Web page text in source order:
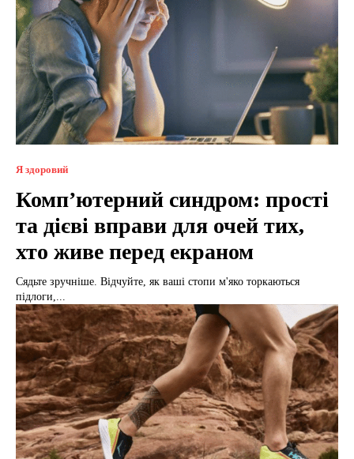
Я здоровий
Комп’ютерний синдром: прості
та дієві вправи для очей тих,
хто живе перед екраном
Сядьте зручніше. Відчуйте, як ваші стопи м'яко торкаються
підлоги,...